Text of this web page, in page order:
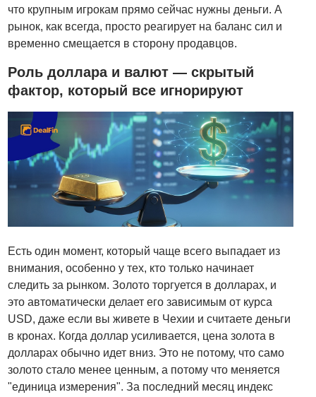
что крупным игрокам прямо сейчас нужны деньги. А
рынок, как всегда, просто реагирует на баланс сил и
временно смещается в сторону продавцов.
Роль доллара и валют — скрытый
фактор, который все игнорируют
Есть один момент, который чаще всего выпадает из
внимания, особенно у тех, кто только начинает
следить за рынком. Золото торгуется в долларах, и
это автоматически делает его зависимым от курса
USD, даже если вы живете в Чехии и считаете деньги
в кронах. Когда доллар усиливается, цена золота в
долларах обычно идет вниз. Это не потому, что само
золото стало менее ценным, а потому что меняется
"единица измерения". За последний месяц индекс